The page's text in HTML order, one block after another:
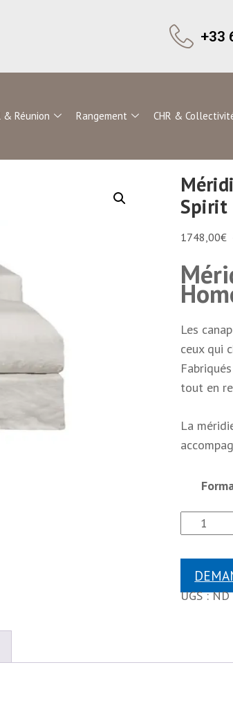
+33
& Réunion Rangement CHR &
Spirit
1748,00€
Les
ceux qui
tout en
La
UGS :ND